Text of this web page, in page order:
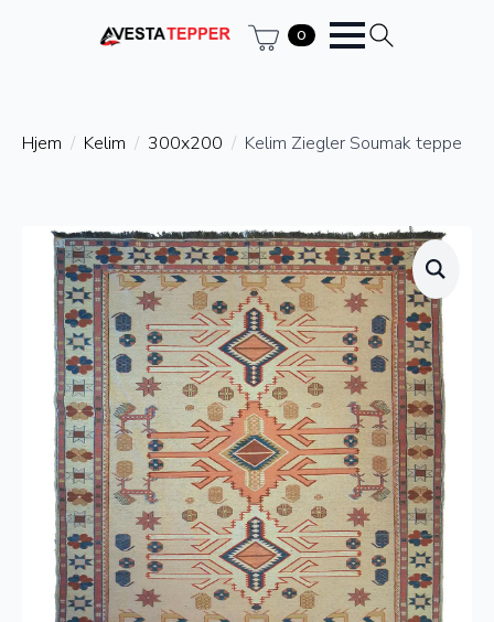
0
Hjem Kelim 300x200 Kelim Ziegler Soumak teppe